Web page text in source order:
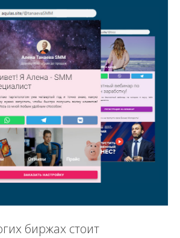
биржах стоит